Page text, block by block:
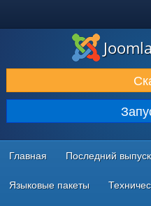
ЗАГРУЗКИ И РАСШИРЕНИЯ
ДОКУМЕНТАЦИЯ И ОБУЧЕНИЕ
СООБЩЕСТВО И ПОДДЕРЖКА
РЕСУРСЫ ДЛЯ РАЗРАБОТЧИКОВ
Главная Последний выпуск
Языковые пакеты